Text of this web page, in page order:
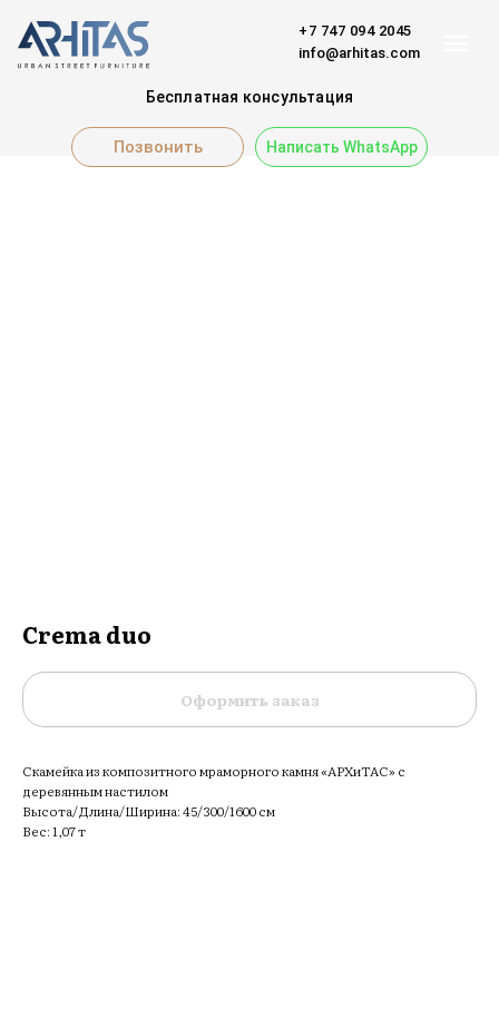
+7 747 094 2045
info@arhitas.com
Позвонить
Бесплатная консультация
Написать WhatsApp
Crema duo
Оформить заказ
Скамейка из композитного мраморного камня «АРХиТАС» c
деревянным настилом
Высота/Длина/Ширина: 45/300/1600 см
Вес: 1,07 т